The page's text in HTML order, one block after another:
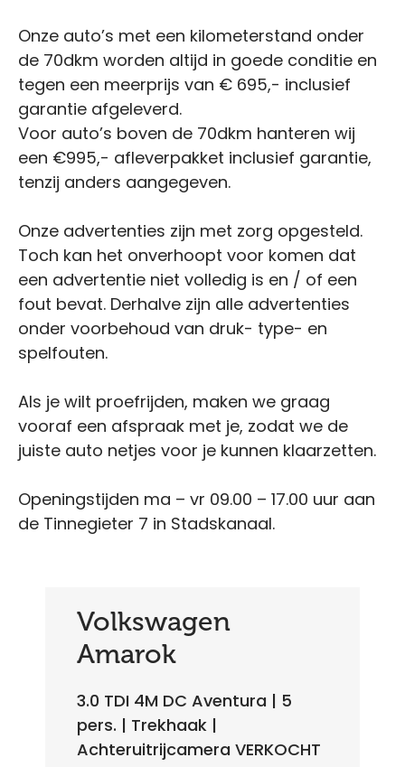
Onze auto’s met een kilometerstand onder
de 70dkm worden altijd in goede conditie en
tegen een meerprijs van € 695,- inclusief
garantie afgeleverd.
Voor auto’s boven de 70dkm hanteren wij
een €995,- afleverpakket inclusief garantie,
tenzij anders aangegeven.
Onze advertenties zijn met zorg opgesteld.
Toch kan het onverhoopt voor komen dat
een advertentie niet volledig is en / of een
fout bevat. Derhalve zijn alle advertenties
onder voorbehoud van druk- type- en
spelfouten.
Als je wilt proefrijden, maken we graag
vooraf een afspraak met je, zodat we de
juiste auto netjes voor je kunnen klaarzetten.
Openingstijden ma – vr 09.00 – 17.00 uur aan
de Tinnegieter 7 in Stadskanaal.
Volkswagen
Amarok
3.0 TDI 4M DC Aventura | 5
pers. | Trekhaak |
Achteruitrijcamera VERKOCHT